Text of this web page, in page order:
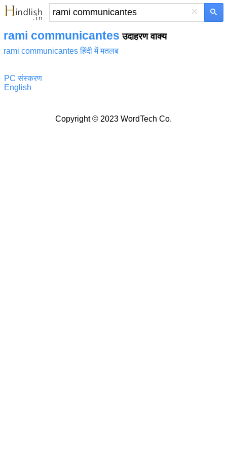
×
rami communicantes उदाहरण वाक्य
rami communicantes हिंदी में मतलब
PC संस्करण
English
Copyright © 2023 WordTech Co.